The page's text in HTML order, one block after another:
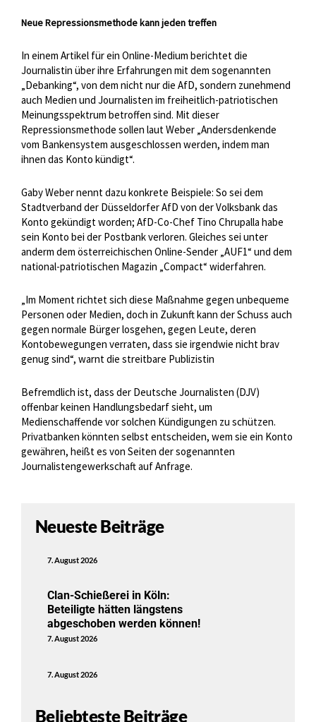
Neue Repressionsmethode kann jeden treffen
In einem Artikel für ein Online-Medium berichtet die
Journalistin über ihre Erfahrungen mit dem sogenannten
„Debanking“, von dem nicht nur die AfD, sondern zunehmend
auch Medien und Journalisten im freiheitlich-patriotischen
Meinungsspektrum betroffen sind. Mit dieser
Repressionsmethode sollen laut Weber „Andersdenkende
vom Bankensystem ausgeschlossen werden, indem man
ihnen das Konto kündigt“.
Gaby Weber nennt dazu konkrete Beispiele: So sei dem
Stadtverband der Düsseldorfer AfD von der Volksbank das
Konto gekündigt worden; AfD-Co-Chef Tino Chrupalla habe
sein Konto bei der Postbank verloren. Gleiches sei unter
anderm dem österreichischen Online-Sender „AUF1“ und dem
national-patriotischen Magazin „Compact“ widerfahren.
„Im Moment richtet sich diese Maßnahme gegen unbequeme
Personen oder Medien, doch in Zukunft kann der Schuss auch
gegen normale Bürger losgehen, gegen Leute, deren
Kontobewegungen verraten, dass sie irgendwie nicht brav
genug sind“, warnt die streitbare Publizistin
Befremdlich ist, dass der Deutsche Journalisten (DJV)
offenbar keinen Handlungsbedarf sieht, um
Medienschaffende vor solchen Kündigungen zu schützen.
Privatbanken könnten selbst entscheiden, wem sie ein Konto
gewähren, heißt es von Seiten der sogenannten
Journalistengewerkschaft auf Anfrage.
Neueste Beiträge
7. August 2026
Clan-Schießerei in Köln:
Beteiligte hätten längstens
abgeschoben werden können!
7. August 2026
7. August 2026
Beliebteste Beiträge